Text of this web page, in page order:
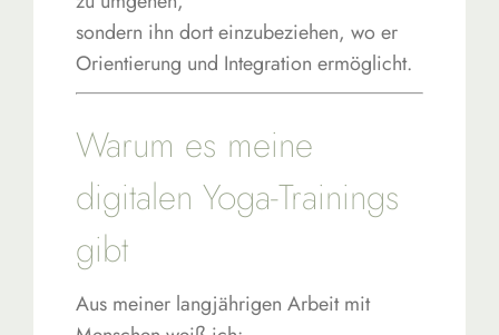
sondern ihn dort einzubeziehen, wo er
Orientierung und Integration ermöglicht.
Warum es meine
digitalen Yoga-Trainings
gibt
Aus meiner langjährigen Arbeit mit